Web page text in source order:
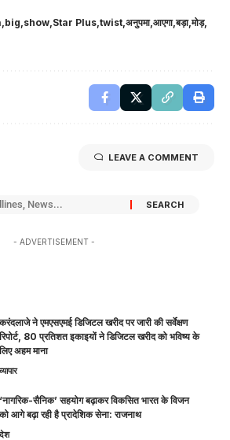
big show Star Plus twist अनुपमा आएगा बड़ा मोड़
LEAVE A COMMENT
- ADVERTISEMENT -
करंदलाजे ने एमएसएमई डिजिटल खरीद पर जारी की सर्वेक्षण
रिपोर्ट, 80 प्रतिशत इकाइयों ने डिजिटल खरीद को भविष्य के
लिए अहम माना
व्यापार
‘नागरिक-सैनिक’ सहयोग बढ़ाकर विकसित भारत के विजन
को आगे बढ़ा रही है प्रादेशिक सेना: राजनाथ
देश